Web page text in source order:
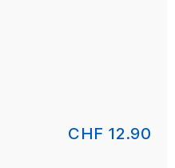
CHF 12.90